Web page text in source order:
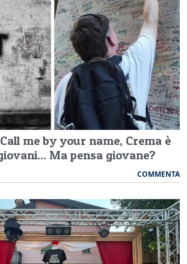
me by your name, Crema è
Ma pensa giovane?
COMMENTA